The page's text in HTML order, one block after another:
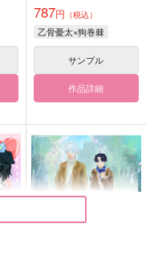
787円 （税込）
乙骨憂太×狗巻棘
サンプル
作品詳細